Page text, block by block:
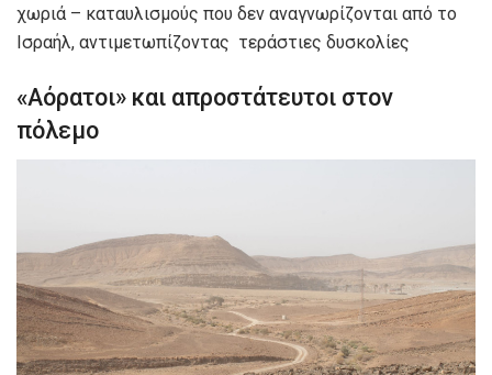
χωριά – καταυλισμούς που δεν αναγνωρίζονται από το
Ισραήλ, αντιμετωπίζοντας τεράστιες δυσκολίες
«Αόρατοι» και απροστάτευτοι στον
πόλεμο